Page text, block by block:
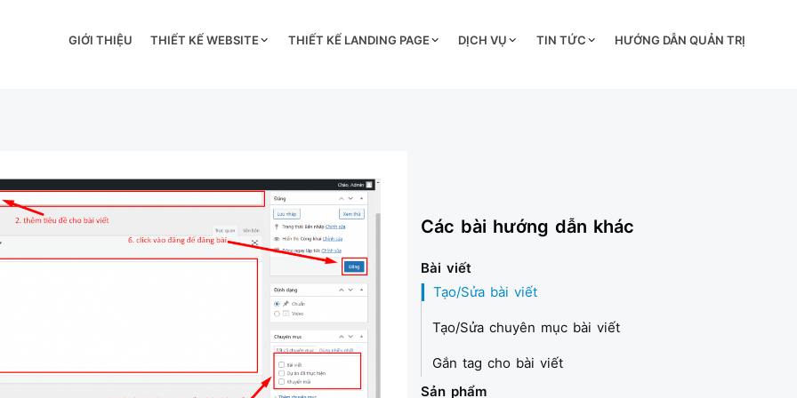
GIỚI THIỆU THIẾT KẾ WEBSITE THIẾT KẾ LANDING PAGE DỊCH VỤ TIN TỨC HƯỚNG DẪN QUẢN TRỊ
Các bài hướng dẫn khác
Bài viết
Tạo/Sửa bài viết
Tạo/Sửa chuyên mục bài viết
Gắn tag cho bài viết
Sản phẩm